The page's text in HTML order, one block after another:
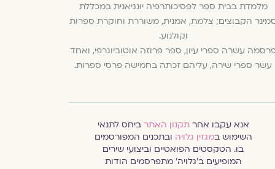
מלמדת בבית ספר לפסיכותרפיה יונגיאנית במכללת
הקבוצים; צלמת, אמנית, משוררת וחוקרת ספרות
וקולנוע.
עשרה ספרי עיון, ספר פרוזה אוטוביוגרפי, ואחד
עשר ספרי שירה, עליהם זכתה בחמישה פרסי ספרות.
אנא עקבו אחרתקנון האתר ביחס לתנאי
השימוש במגזין גלויה ובתכנים המפורסמים
בו. הטקסטים הפואטיים וביצועי שירים
המופיעים ב׳גלויה׳ מתפרסמים הודות